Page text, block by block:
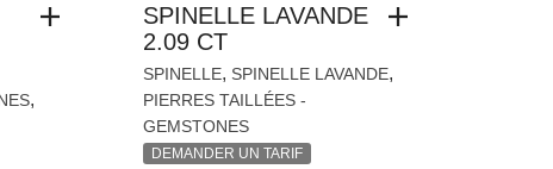
,
SPINELLE LAVANDE
2.09 CT
SPINELLE, SPINELLE LAVANDE,
PIERRES TAILLÉES -
GEMSTONES
DEMANDER UN TARIF